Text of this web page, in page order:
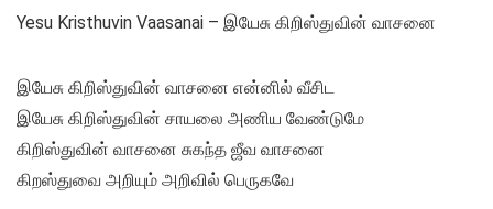
Yesu Kristhuvin Vaasanai – இயேசு கிறிஸ்துவின் வாசனை
இயேசு கிறிஸ்துவின் வாசனை என்னில் வீசிட
இயேசு கிறிஸ்துவின் சாயலை அணிய வேண்டுமே
கிறிஸ்துவின் வாசனை சுகந்த ஜீவ வாசனை
கிறஸ்துவை அறியும் அறிவில் பெருகவே